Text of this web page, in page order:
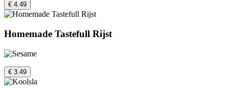
€ 4.49
Homemade Tastefull Rijst
€ 3.49